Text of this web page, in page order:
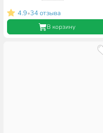
4.9•34 отзыва
В корзину